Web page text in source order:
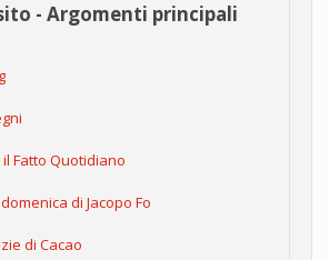
- Argomenti principali
il Fatto Quotidiano
di Jacopo Fo
di Cacao